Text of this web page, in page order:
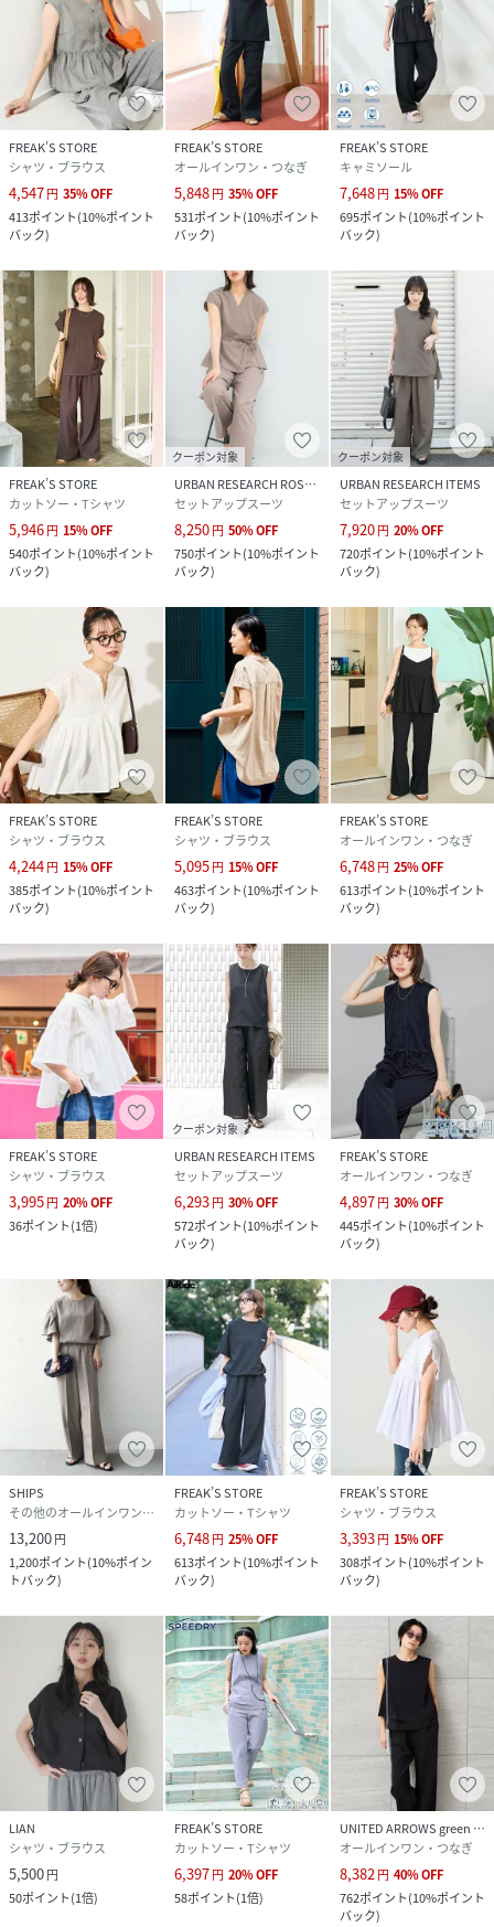
原産国
素材 本体:ポリエステル67% ナイロン33%
サイズ S、M
クリーニング
洗濯機洗い可能,漂白不可,タンブル乾燥不可,自然
乾燥,アイロン仕上げ可能,ドライクリーニング可
能
品番
RS1458_1142248903877
1142248903877-16-94 RS1458)
FREAK’S STORE
シャツ・ブラウス
4,547円 35%OFF
413ポイント(10%ポイント
バック)
FREAK’S STORE
オールインワン・つなぎ
5,848円 35%OFF
531ポイント(10%ポイント
バック)
FREAK’S STORE
キャミソール
7,648円 15%OFF
695ポイント(10%ポイント
バック)
FREAK’S STORE
カットソー・Tシャツ
5,946円 15%OFF
540ポイント(10%ポイント
バック)
クーポン対象
URBAN RESEARCH ROSSO
セットアップスーツ
8,250円 50%OFF
750ポイント(10%ポイント
バック)
クーポン対象
URBAN RESEARCH ITEMS
セットアップスーツ
7,920円 20%OFF
720ポイント(10%ポイント
バック)
FREAK’S STORE
シャツ・ブラウス
4,244円 15%OFF
385ポイント(10%ポイント
バック)
FREAK’S STORE
シャツ・ブラウス
5,095円 15%OFF
463ポイント(10%ポイント
バック)
FREAK’S STORE
オールインワン・つなぎ
6,748円 25%OFF
613ポイント(10%ポイント
バック)
FREAK’S STORE
シャツ・ブラウス
3,995円 20%OFF
36ポイント(1倍)
クーポン対象
URBAN RESEARCH ITEMS
セットアップスーツ
6,293円 30%OFF
572ポイント(10%ポイント
バック)
FREAK’S STORE
オールインワン・つなぎ
4,897円 30%OFF
445ポイント(10%ポイント
バック)
SHIPS
その他のオールインワン・オーバーオール
13,200円
1,200ポイント(10%ポイン
トバック)
FREAK’S STORE
カットソー・Tシャツ
6,748円 25%OFF
613ポイント(10%ポイント
バック)
FREAK’S STORE
シャツ・ブラウス
3,393円 15%OFF
308ポイント(10%ポイント
バック)
LIAN
シャツ・ブラウス
5,500円
50ポイント(1倍)
FREAK’S STORE
カットソー・Tシャツ
6,397円 20%OFF
58ポイント(1倍)
UNITED ARROWS green label relaxing
オールインワン・つなぎ
8,382円 40%OFF
762ポイント(10%ポイント
バック)